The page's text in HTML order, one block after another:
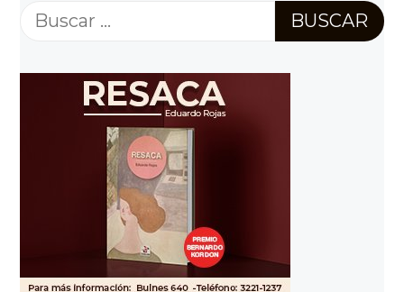
Buscar: